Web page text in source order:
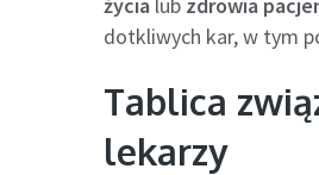
dotkliwych kar, w tym
Tablica
lekarzy